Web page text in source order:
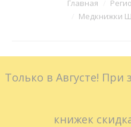
Больничные
Доставка
Главная
Медкнижки
Только в Августе! При
книжек